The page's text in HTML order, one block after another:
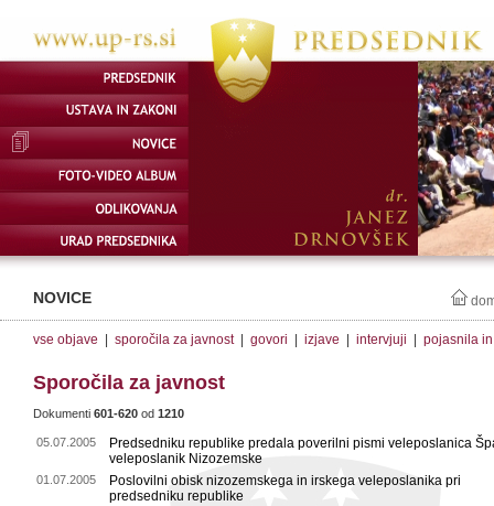
NOVICE
vse objave sporočila za javnost| govori izjave intervjuji pojasnila
Sporočila za javnost
Dokumenti 601-620 od 1210
05.07.2005
Predsedniku republike predala poverilni pismi veleposlanica
veleposlanik Nizozemske
01.07.2005
Poslovilni obisk nizozemskega in irskega veleposlanika pri
predsedniku republike